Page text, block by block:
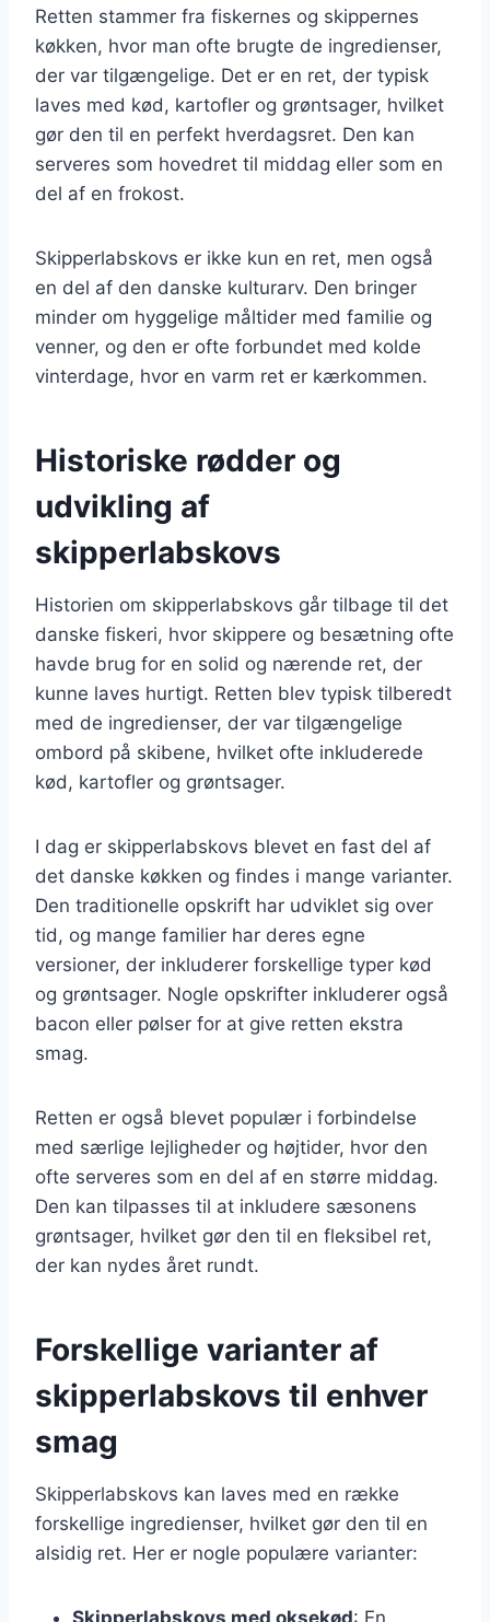
Retten stammer fra fiskernes og skippernes
køkken, hvor man ofte brugte de ingredienser,
der var tilgængelige. Det er en ret, der typisk
laves med kød, kartofler og grøntsager, hvilket
gør den til en perfekt hverdagsret. Den kan
serveres som hovedret til middag eller som en
del af en frokost.
Skipperlabskovs er ikke kun en ret, men også
en del af den danske kulturarv. Den bringer
minder om hyggelige måltider med familie og
venner, og den er ofte forbundet med kolde
vinterdage, hvor en varm ret er kærkommen.
Historiske rødder og
udvikling af
skipperlabskovs
Historien om skipperlabskovs går tilbage til det
danske fiskeri, hvor skippere og besætning ofte
havde brug for en solid og nærende ret, der
kunne laves hurtigt. Retten blev typisk tilberedt
med de ingredienser, der var tilgængelige
ombord på skibene, hvilket ofte inkluderede
kød, kartofler og grøntsager.
I dag er skipperlabskovs blevet en fast del af
det danske køkken og findes i mange varianter.
Den traditionelle opskrift har udviklet sig over
tid, og mange familier har deres egne
versioner, der inkluderer forskellige typer kød
og grøntsager. Nogle opskrifter inkluderer også
bacon eller pølser for at give retten ekstra
smag.
Retten er også blevet populær i forbindelse
med særlige lejligheder og højtider, hvor den
ofte serveres som en del af en større middag.
Den kan tilpasses til at inkludere sæsonens
grøntsager, hvilket gør den til en fleksibel ret,
der kan nydes året rundt.
Forskellige varianter af
skipperlabskovs til enhver
smag
Skipperlabskovs kan laves med en række
forskellige ingredienser, hvilket gør den til en
alsidig ret. Her er nogle populære varianter:
Skipperlabskovs med oksekød: En